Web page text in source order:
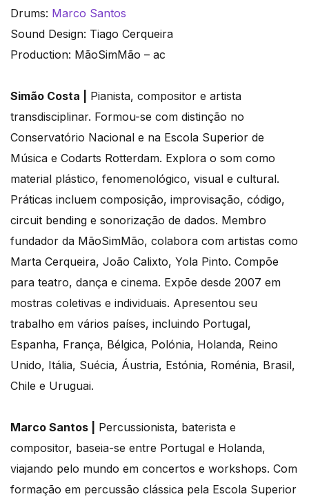
Drums: Marco Santos
Sound Design: Tiago Cerqueira
Production: MãoSimMão – ac
Simão Costa |
Pianista, compositor e artista
transdisciplinar. Formou-se com distinção no
Conservatório Nacional e na Escola Superior de
Música e Codarts Rotterdam. Explora o som como
material plástico, fenomenológico, visual e cultural.
Práticas incluem composição, improvisação, código,
circuit bending e sonorização de dados. Membro
fundador da MãoSimMão, colabora com artistas como
Marta Cerqueira, João Calixto, Yola Pinto. Compõe
para teatro, dança e cinema. Expõe desde 2007 em
mostras coletivas e individuais. Apresentou seu
trabalho em vários países, incluindo Portugal,
Espanha, França, Bélgica, Polónia, Holanda, Reino
Unido, Itália, Suécia, Áustria, Estónia, Roménia, Brasil,
Chile e Uruguai.
Marco Santos |
Percussionista, baterista e
compositor, baseia-se entre Portugal e Holanda,
viajando pelo mundo em concertos e workshops. Com
formação em percussão clássica pela Escola Superior